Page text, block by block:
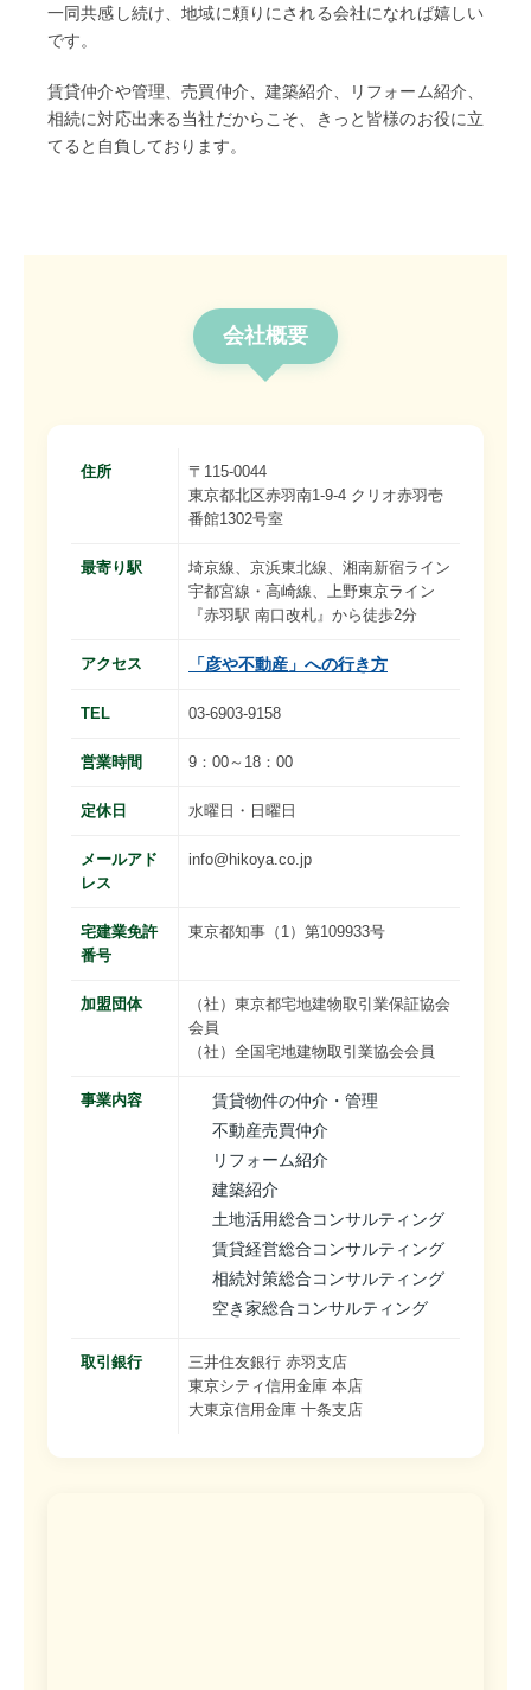
一同共感し続け、地域に頼りにされる会社になれば嬉しい
です。
賃貸仲介や管理、売買仲介、建築紹介、リフォーム紹介、
相続に対応出来る当社だからこそ、きっと皆様のお役に立
てると自負しております。
会社概要
住所
〒115-0044
東京都北区赤羽南1-9-4 クリオ赤羽壱
番館1302号室
最寄り駅
埼京線、京浜東北線、湘南新宿ライン
宇都宮線・高崎線、上野東京ライン
『赤羽駅 南口改札』から徒歩2分
アクセス 「彦や不動産」への行き方
TEL 03-6903-9158
営業時間 9：00～18：00
定休日 水曜日・日曜日
メールアド
レス
info@hikoya.co.jp
宅建業免許
番号
東京都知事（1）第109933号
加盟団体
（社）東京都宅地建物取引業保証協会
会員
（社）全国宅地建物取引業協会会員
事業内容
賃貸物件の仲介・管理
不動産売買仲介
リフォーム紹介
建築紹介
土地活用総合コンサルティング
賃貸経営総合コンサルティング
相続対策総合コンサルティング
空き家総合コンサルティング
取引銀行
三井住友銀行 赤羽支店
東京シティ信用金庫 本店
大東京信用金庫 十条支店